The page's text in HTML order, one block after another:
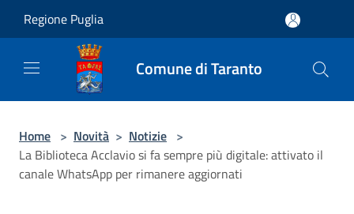
Regione Puglia
Comune di Taranto
Home > Novità > Notizie >
La Biblioteca Acclavio si fa sempre più digitale: attivato il
canale WhatsApp per rimanere aggiornati